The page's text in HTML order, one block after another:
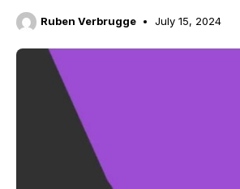
Ruben Verbrugge July 15, 2024